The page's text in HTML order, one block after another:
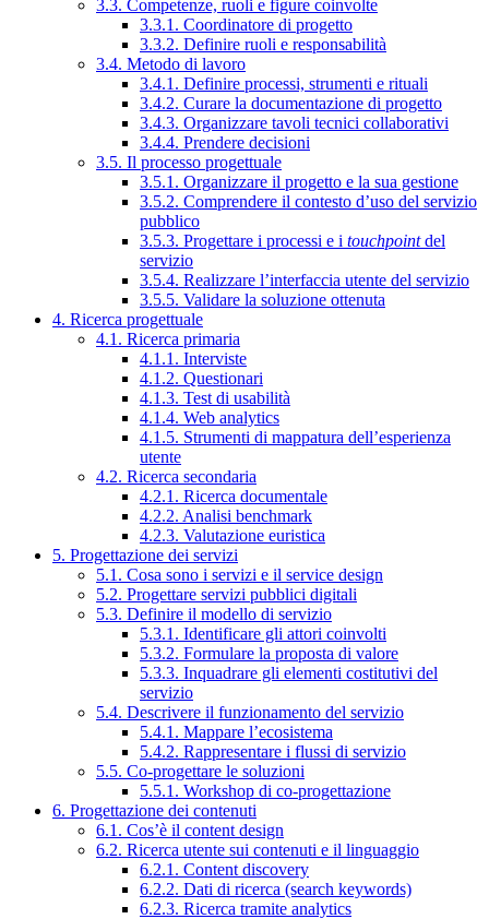
3.3. Competenze, ruoli e figure coinvolte
3.3.1. Coordinatore di progetto
3.3.2. Definire ruoli e responsabilità
3.4. Metodo di lavoro
3.4.1. Definire processi, strumenti e rituali
3.4.2. Curare la documentazione di progetto
3.4.3. Organizzare tavoli tecnici collaborativi
3.4.4. Prendere decisioni
3.5. Il processo progettuale
3.5.1. Organizzare il progetto e la sua gestione
3.5.2. Comprendere il contesto d’uso del servizio
pubblico
3.5.3. Progettare i processi e i touchpointdel
servizio
3.5.4. Realizzare l’interfaccia utente del servizio
3.5.5. Validare la soluzione ottenuta
4. Ricerca progettuale
4.1. Ricerca primaria
4.1.1. Interviste
4.1.2. Questionari
4.1.3. Test di usabilità
4.1.4. Web analytics
4.1.5. Strumenti di mappatura dell’esperienza
utente
4.2. Ricerca secondaria
4.2.1. Ricerca documentale
4.2.2. Analisi benchmark
4.2.3. Valutazione euristica
5. Progettazione dei servizi
5.1. Cosa sono i servizi e il service design
5.2. Progettare servizi pubblici digitali
5.3. Definire il modello di servizio
5.3.1. Identificare gli attori coinvolti
5.3.2. Formulare la proposta di valore
5.3.3. Inquadrare gli elementi costitutivi del
servizio
5.4. Descrivere il funzionamento del servizio
5.4.1. Mappare l’ecosistema
5.4.2. Rappresentare i flussi di servizio
5.5. Co-progettare le soluzioni
5.5.1. Workshop di co-progettazione
6. Progettazione dei contenuti
6.1. Cos’è il content design
6.2. Ricerca utente sui contenuti e il linguaggio
6.2.1. Content discovery
6.2.2. Dati di ricerca (search keywords)
6.2.3. Ricerca tramite analytics